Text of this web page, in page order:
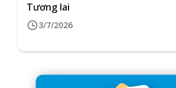
Tương lai
3/7/2026